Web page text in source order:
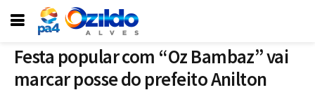
Festa popular com “Oz Bambaz” vai
marcar posse do prefeito Anilton